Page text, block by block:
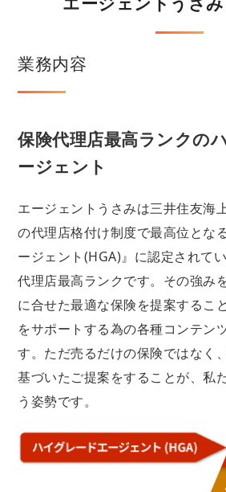
エージェントうさ
業務内容
保険代理店最高ランクの
ージェント
エージェントうさみは三井住友海
の代理店格付け制度で最高位とな
ージェント(HGA)』に認定されて
代理店最高ランクです。その強み
に合せた最適な保険を提案するこ
をサポートする為の各種コンテン
す。ただ売るだけの保険ではなく
基づいたご提案をすることが、私
う姿勢です。